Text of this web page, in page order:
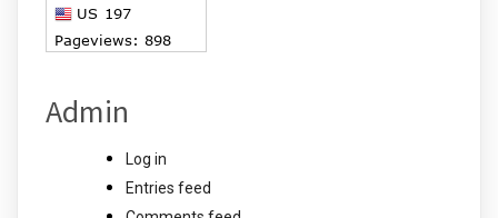
Admin
Log in
Entries feed